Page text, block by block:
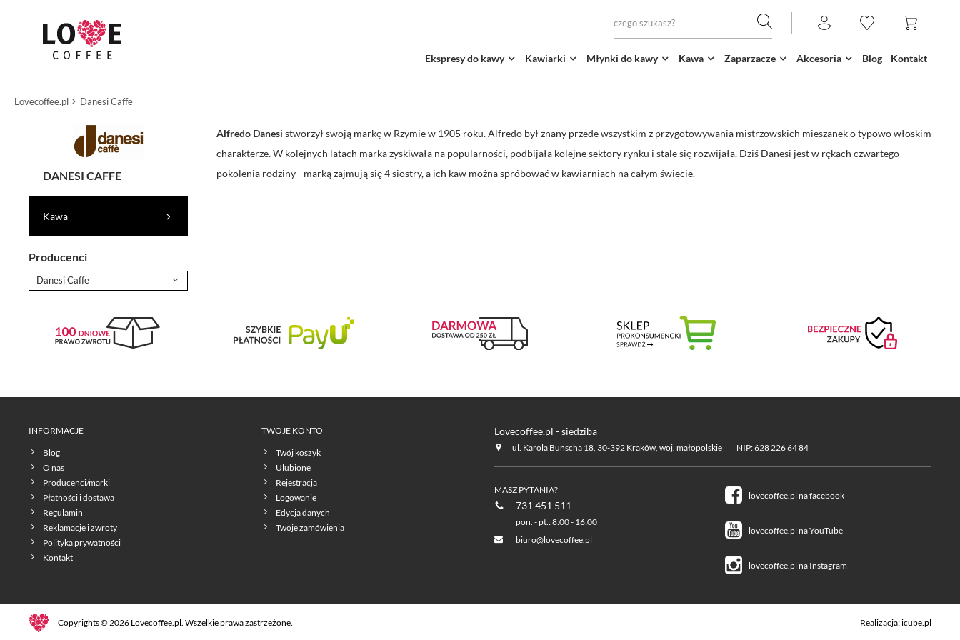
Ekspresy do kawy Kawiarki Młynki do kawy Kawa Zaparzacze Akcesoria Blog Kontakt
Lovecoffee.pl Danesi Caffe
DANESI CAFFE
Kawa
Producenci
Danesi Caffe
Alfredo Danesi stworzył swoją markę w Rzymie w 1905 roku. Alfredo był znany przede wszystkim z przygotowywania mistrzowskich mieszanek o typowo włoskim
charakterze. W kolejnych latach marka zyskiwała na popularności, podbijała kolejne sektory rynku i stale się rozwijała. Dziś Danesi jest w rękach czwartego
pokolenia rodziny - marką zajmują się 4 siostry, a ich kaw można spróbować w kawiarniach na całym świecie.
INFORMACJE
Blog
O nas
Producenci/marki
Płatności i dostawa
Regulamin
Reklamacje i zwroty
Polityka prywatności
Kontakt
TWOJE KONTO
Twój koszyk
Ulubione
Rejestracja
Logowanie
Edycja danych
Twoje zamówienia
Lovecoffee.pl - siedziba
ul. Karola Bunscha 18, 30-392 Kraków, woj. małopolskie NIP: 628 226 64 84
MASZ PYTANIA?
731 451 511
pon. - pt.: 8:00 - 16:00
biuro@lovecoffee.pl
lovecoffee.pl na facebook
lovecoffee.pl na YouTube
lovecoffee.pl na Instagram
Copyrights © 2026 Lovecoffee.pl. Wszelkie prawa zastrzeżone. Realizacja:icube.pl